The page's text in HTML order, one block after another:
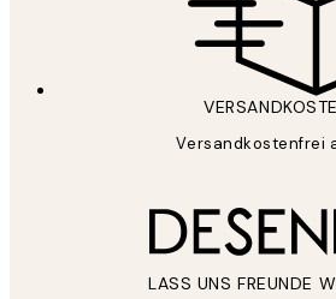
Versandkostenfrei
LASS UNS FREUNDE